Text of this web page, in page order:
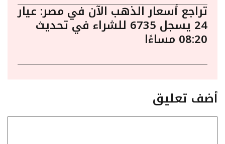
تراجع أسعار الذهب الآن في مصر: عيار
24 يسجل 6735 للشراء في تحديث
08:20 مساءًا
أضف تعليق